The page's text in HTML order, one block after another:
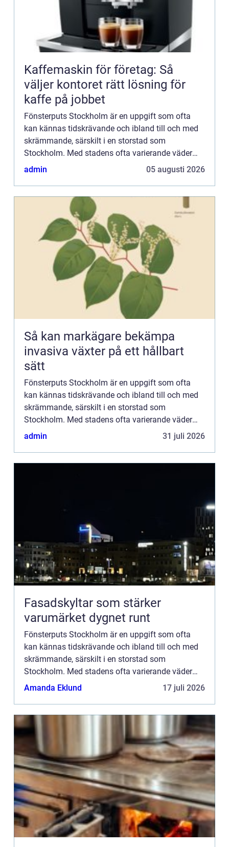
Kaffemaskin för företag: Så
väljer kontoret rätt lösning för
kaffe på jobbet
Fönsterputs Stockholm är en uppgift som ofta
kan kännas tidskrävande och ibland till och med
skrämmande, särskilt i en storstad som
Stockholm. Med stadens ofta varierande väder
och ibland svårtillgängliga...
admin 05 augusti 2026
Så kan markägare bekämpa
invasiva växter på ett hållbart
sätt
Fönsterputs Stockholm är en uppgift som ofta
kan kännas tidskrävande och ibland till och med
skrämmande, särskilt i en storstad som
Stockholm. Med stadens ofta varierande väder
och ibland svårtillgängliga...
admin 31 juli 2026
Fasadskyltar som stärker
varumärket dygnet runt
Fönsterputs Stockholm är en uppgift som ofta
kan kännas tidskrävande och ibland till och med
skrämmande, särskilt i en storstad som
Stockholm. Med stadens ofta varierande väder
och ibland svårtillgängliga...
Amanda Eklund 17 juli 2026